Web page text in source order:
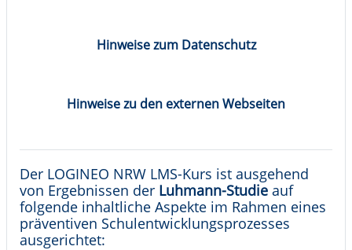
Hinweise zum Datenschutz
Hinweise zu den externen Webseiten
Der LOGINEO NRW LMS-Kurs ist ausgehend
von Ergebnissen der Luhmann-Studie auf
folgende inhaltliche Aspekte im Rahmen eines
präventiven Schulentwicklungsprozesses
ausgerichtet: